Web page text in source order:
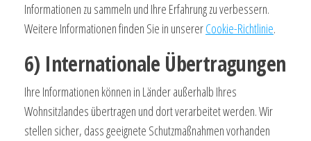
Informationen zu sammeln und Ihre Erfahrung zu verbessern.
Weitere Informationen finden Sie in unsererCookie-Richtlinie.
6) Internationale Übertragungen
Ihre Informationen können in Länder außerhalb Ihres
Wohnsitzlandes übertragen und dort verarbeitet werden. Wir
stellen sicher, dass geeignete Schutzmaßnahmen vorhanden